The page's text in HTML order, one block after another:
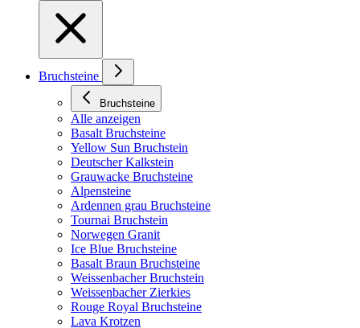
Bruchsteine
Bruchsteine
Alle anzeigen
Basalt Bruchsteine
Yellow Sun Bruchstein
Deutscher Kalkstein
Grauwacke Bruchsteine
Alpensteine
Ardennen grau Bruchsteine
Tournai Bruchstein
Norwegen Granit
Ice Blue Bruchsteine
Basalt Braun Bruchsteine
Weissenbacher Bruchstein
Weissenbacher Zierkies
Rouge Royal Bruchsteine
Lava Krotzen